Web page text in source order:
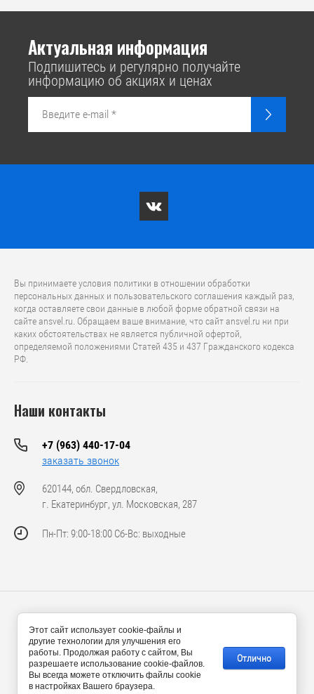
Актуальная информация
Подпишитесь и регулярно получайте
информацию об акциях и ценах
Вы принимаете условия политики в отношении обработки
персональных данных и пользовательского соглашения каждый раз,
когда оставляете свои данные в любой форме обратной связи на
сайте ansvel.ru. Обращаем ваше внимание, что caйт ansvel.ru ни при
каких обстоятельствах не является публичной офертой,
определяемой положениями Статей 435 и 437 Гражданского кодекса
РФ.
Наши контакты
+7 (963) 440-17-04
заказать звонок
620144, обл. Свердловская,
г. Екатеринбург, ул. Московская, 287
Пн-Пт: 9:00-18:00 Сб-Вс: выходные
© 2024-2026 ООО «Ансвел Машинери»
Этот сайт использует cookie-файлы и
другие технологии для улучшения его
работы. Продолжая работу с сайтом, Вы
разрешаете использование cookie-файлов.
Вы всегда можете отключить файлы cookie
в настройках Вашего браузера.
Отлично